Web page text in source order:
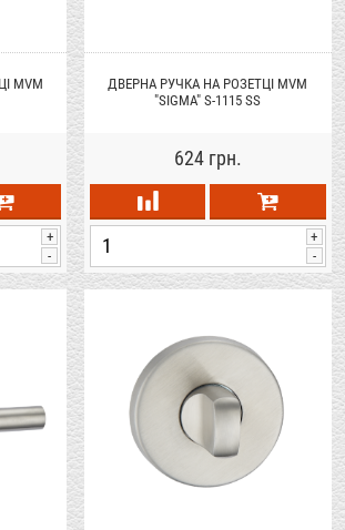
MVM
-
+
ДВЕРНА РУЧКА НА РОЗЕТЦІ MVM
"SIGMA" S-1115 SS
624 грн.
-
+